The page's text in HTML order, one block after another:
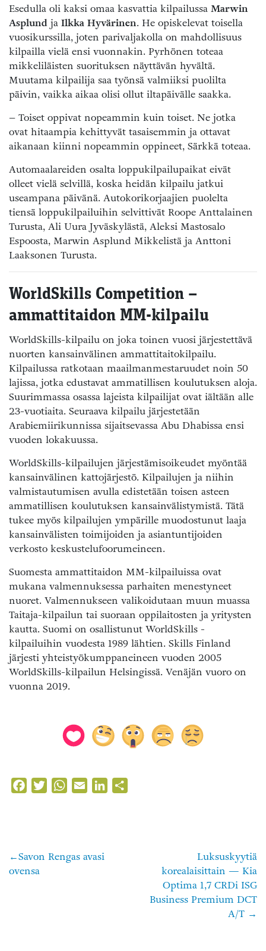
Esedulla oli kaksi omaa kasvattia kilpailussa Marwin
Asplund ja Ilkka Hyvärinen. He opiskelevat toisella
vuosikurssilla, joten parivaljakolla on mahdollisuus
kilpailla vielä ensi vuonnakin. Pyrhönen toteaa
mikkeliläisten suorituksen näyttävän hyvältä.
Muutama kilpailija saa työnsä valmiiksi puolilta
päivin, vaikka aikaa olisi ollut iltapäivälle saakka.
– Toiset oppivat nopeammin kuin toiset. Ne jotka
ovat hitaampia kehittyvät tasaisemmin ja ottavat
aikanaan kiinni nopeammin oppineet, Särkkä toteaa.
Automaalareiden osalta loppukilpailupaikat eivät
olleet vielä selvillä, koska heidän kilpailu jatkui
useampana päivänä. Autokorikorjaajien puolelta
tiensä loppukilpailuihin selvittivät Roope Anttalainen
Turusta, Ali Uura Jyväskylästä, Aleksi Mastosalo
Espoosta, Marwin Asplund Mikkelistä ja Anttoni
Laaksonen Turusta.
WorldSkills Competition –
ammattitaidon MM-kilpailu
WorldSkills-kilpailu on joka toinen vuosi järjestettävä
nuorten kansainvälinen ammattitaitokilpailu.
Kilpailussa ratkotaan maailmanmestaruudet noin 50
lajissa, jotka edustavat ammatillisen koulutuksen aloja.
Suurimmassa osassa lajeista kilpailijat ovat iältään alle
23-vuotiaita. Seuraava kilpailu järjestetään
Arabiemiirikunnissa sijaitsevassa Abu Dhabissa ensi
vuoden lokakuussa.
WorldSkills-kilpailujen järjestämisoikeudet myöntää
kansainvälinen kattojärjestö. Kilpailujen ja niihin
valmistautumisen avulla edistetään toisen asteen
ammatillisen koulutuksen kansainvälistymistä. Tätä
tukee myös kilpailujen ympärille muodostunut laaja
kansainvälisten toimijoiden ja asiantuntijoiden
verkosto keskustelufoorumeineen.
Suomesta ammattitaidon MM-kilpailuissa ovat
mukana valmennuksessa parhaiten menestyneet
nuoret. Valmennukseen valikoidutaan muun muassa
Taitaja-kilpailun tai suoraan oppilaitosten ja yritysten
kautta. Suomi on osallistunut WorldSkills -
kilpailuihin vuodesta 1989 lähtien. Skills Finland
järjesti yhteistyökumppaneineen vuoden 2005
WorldSkills-kilpailun Helsingissä. Venäjän vuoro on
vuonna 2019.
FacebookTwitterWhatsApp
Email LinkedIn
Artikkelien
Savon Rengas avasi
ovensa
Luksuskyytiä
korealaisittain — Kia
Optima 1,7 CRDi ISG
Business Premium DCT
A/T